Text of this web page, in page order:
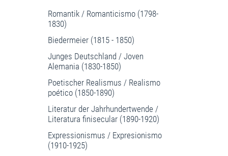
Romantik / Romanticismo (1798-
1830)
Biedermeier (1815 - 1850)
Junges Deutschland / Joven
Alemania (1830-1850)
Poetischer Realismus / Realismo
poético (1850-1890)
Literatur der Jahrhundertwende /
Literatura finisecular (1890-1920)
Expressionismus / Expresionismo
(1910-1925)